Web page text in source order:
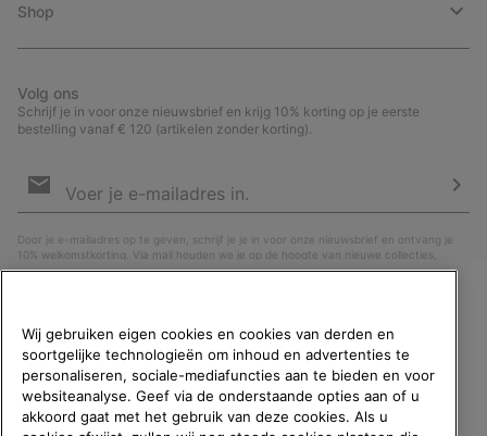
Shop
Volg ons
Schrijf je in voor onze nieuwsbrief en krijg 10% korting op je eerste
bestelling vanaf € 120 (artikelen zonder korting).
voor
Door je e-mailadres op te geven, schrijf je je in voor onze nieuwsbrief en ontvang je
10% welkomstkorting. Via mail houden we je op de hoogte van nieuwe collecties,
aanbiedingen en evenementen. In onzePrivacyverklaringlees je hoe we je gegevens
WELKOM BIJ SOREL.
SELECTEER JE
VERZENDLOCATIE.
Online shoppen beschikbaar
Wij gebruiken eigen cookies en cookies van derden en
soortgelijke technologieën om inhoud en advertenties te
personaliseren, sociale-mediafuncties aan te bieden en voor
websiteanalyse. Geef via de onderstaande opties aan of u
akkoord gaat met het gebruik van deze cookies. Als u